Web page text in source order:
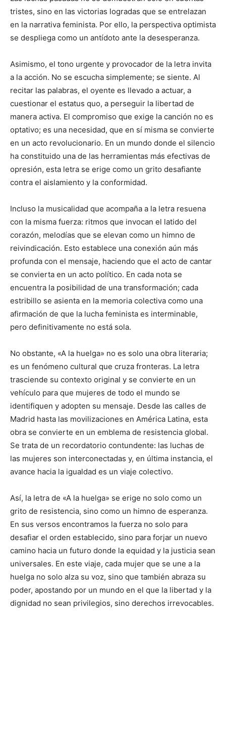
tristes, sino en las victorias logradas que se entrelazan
en la narrativa feminista. Por ello, la perspectiva optimista
se despliega como un antídoto ante la desesperanza.
Asimismo, el tono urgente y provocador de la letra invita
a la acción. No se escucha simplemente; se siente. Al
recitar las palabras, el oyente es llevado a actuar, a
cuestionar el estatus quo, a perseguir la libertad de
manera activa. El compromiso que exige la canción no es
optativo; es una necesidad, que en sí misma se convierte
en un acto revolucionario. En un mundo donde el silencio
ha constituido una de las herramientas más efectivas de
opresión, esta letra se erige como un grito desafiante
contra el aislamiento y la conformidad.
Incluso la musicalidad que acompaña a la letra resuena
con la misma fuerza: ritmos que invocan el latido del
corazón, melodías que se elevan como un himno de
reivindicación. Esto establece una conexión aún más
profunda con el mensaje, haciendo que el acto de cantar
se convierta en un acto político. En cada nota se
encuentra la posibilidad de una transformación; cada
estribillo se asienta en la memoria colectiva como una
afirmación de que la lucha feminista es interminable,
pero definitivamente no está sola.
No obstante, «A la huelga» no es solo una obra literaria;
es un fenómeno cultural que cruza fronteras. La letra
trasciende su contexto original y se convierte en un
vehículo para que mujeres de todo el mundo se
identifiquen y adopten su mensaje. Desde las calles de
Madrid hasta las movilizaciones en América Latina, esta
obra se convierte en un emblema de resistencia global.
Se trata de un recordatorio contundente: las luchas de
las mujeres son interconectadas y, en última instancia, el
avance hacia la igualdad es un viaje colectivo.
Así, la letra de «A la huelga» se erige no solo como un
grito de resistencia, sino como un himno de esperanza.
En sus versos encontramos la fuerza no solo para
desafiar el orden establecido, sino para forjar un nuevo
camino hacia un futuro donde la equidad y la justicia sean
universales. En este viaje, cada mujer que se une a la
huelga no solo alza su voz, sino que también abraza su
poder, apostando por un mundo en el que la libertad y la
dignidad no sean privilegios, sino derechos irrevocables.